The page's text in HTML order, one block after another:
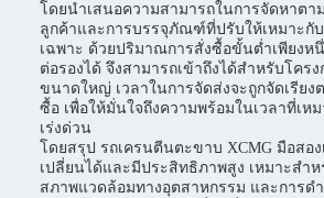
โดยนำเสนอความสามารถในการจัดหาตา
ลูกค้าและการบรรจุภัณฑ์ที่ปรับให้เหมาะกั
เฉพาะ ด้วยปริมาณการสั่งซื้อขั้นต่ำเพียงห
ต่อรองได้ จึงสามารถเข้าถึงได้สำหรับโคร
ขนาดใหญ่ เวลาในการจัดส่งจะถูกจัดเรียง
ซื้อ เพื่อให้มั่นใจถึงความพร้อมในเวลาที่เห
เร่งด่วน
โดยสรุป รถเครนตีนตะขาบ XCMG มือสอ
เปลี่ยนได้และมีประสิทธิภาพสูง เหมาะสำ
สภาพแวดล้อมทางอุตสาหกรรม และการด